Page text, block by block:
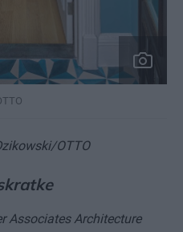
OTTO
Associates Architecture